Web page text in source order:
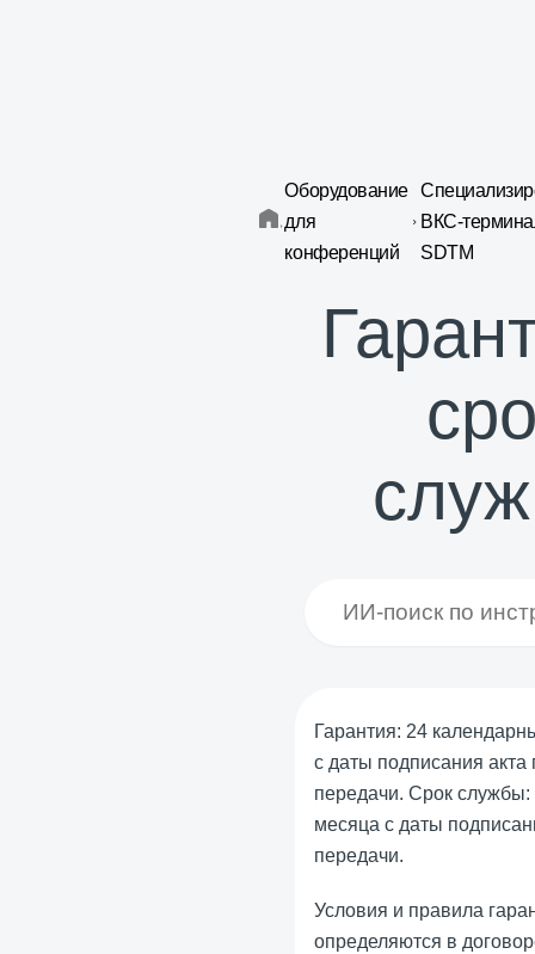
Оборудование
для
конференций
ВКС-
SDTM
Гарантия: 24
с даты подписания акта
передачи. Срок
месяца с даты
передачи.
Условия и правила
определяются в